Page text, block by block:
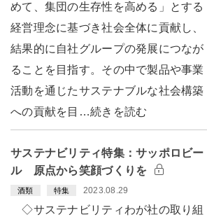
めて、集団の生存性を高める」とする
経営理念に基づき社会全体に貢献し、
結果的に自社グループの発展につなが
ることを目指す。その中で製品や事業
活動を通じたサステナブルな社会構築
への貢献を目…続きを読む
サステナビリティ特集：サッポロビー
ル 原点から笑顔づくりを
酒類 特集 2023.08.29
◇サステナビリティわが社の取り組